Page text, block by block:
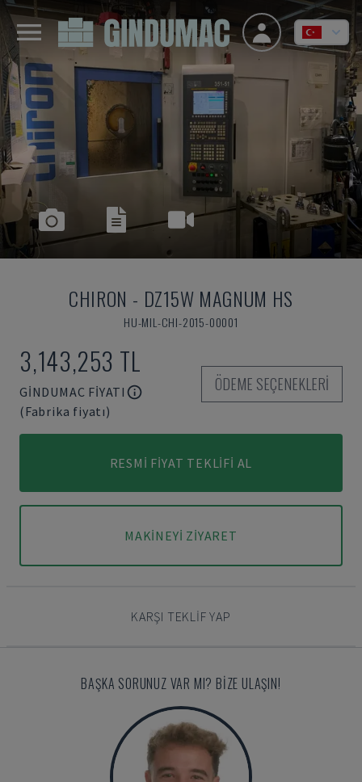
CHIRON - DZ15W MAGNUM HS
HU-MIL-CHI-2015-00001
3,143,253 TL
GINDUMAC FIYATI
(Fabrika fiyatı)
ÖDEME SEÇENEKLERI
RESMI FIYAT TEKLIFI AL
MAKINEYI ZIYARET
KARŞI TEKLIF YAP
BAŞKA SORUNUZ VAR MI? BIZE ULAŞIN!